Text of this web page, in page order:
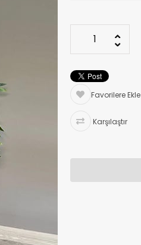
Favorilere Ekle
Karşılaştır